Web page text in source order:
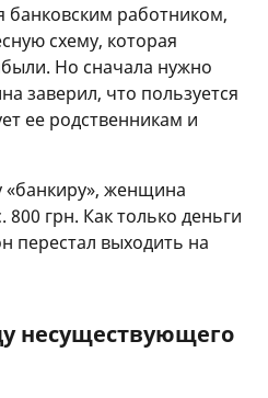
банковским работником,
схему, которая
Но сначала нужно
заверил, что пользуется
ее родственникам и
женщина
800 грн. Как только деньги
перестал выходить на
несуществующего